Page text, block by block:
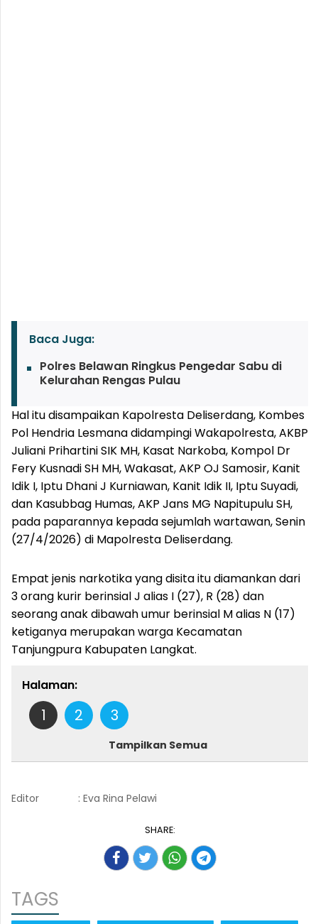
Baca Juga:
Polres Belawan Ringkus Pengedar Sabu di
Kelurahan Rengas Pulau
Hal itu disampaikan Kapolresta Deliserdang, Kombes
Pol Hendria Lesmana didampingi Wakapolresta, AKBP
Juliani Prihartini SIK MH, Kasat Narkoba, Kompol Dr
Fery Kusnadi SH MH, Wakasat, AKP OJ Samosir, Kanit
Idik I, Iptu Dhani J Kurniawan, Kanit Idik II, Iptu Suyadi,
dan Kasubbag Humas, AKP Jans MG Napitupulu SH,
pada paparannya kepada sejumlah wartawan, Senin
(27/4/2026) di Mapolresta Deliserdang.
Empat jenis narkotika yang disita itu diamankan dari
3 orang kurir berinsial J alias I (27), R (28) dan
seorang anak dibawah umur berinsial M alias N (17)
ketiganya merupakan warga Kecamatan
Tanjungpura Kabupaten Langkat.
Halaman:
1 2 3
Tampilkan Semua
Editor : Eva Rina Pelawi
SHARE:
TAGS